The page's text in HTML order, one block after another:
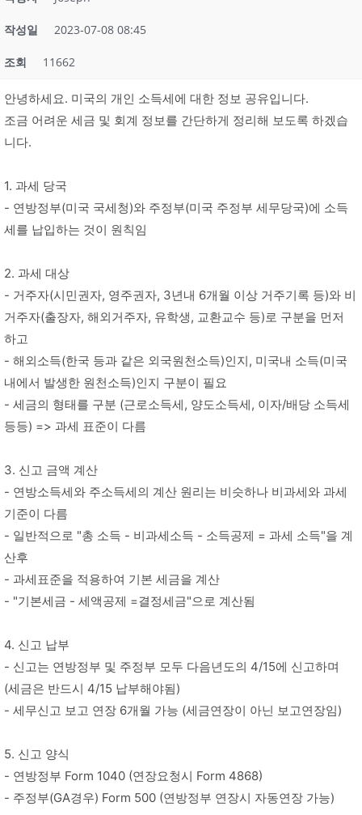
작성일 2023-07-08 08:45
조회 11662
안녕하세요. 미국의 개인 소득세에 대한 정보 공유입니다.
조금 어려운 세금 및 회계 정보를 간단하게 정리해 보도록 하겠습
니다.
1. 과세 당국
- 연방정부(미국 국세청)와 주정부(미국 주정부 세무당국)에 소득
세를 납입하는 것이 원칙임
2. 과세 대상
- 거주자(시민권자, 영주권자, 3년내 6개월 이상 거주기록 등)와 비
거주자(출장자, 해외거주자, 유학생, 교환교수 등)로 구분을 먼저
하고
- 해외소득(한국 등과 같은 외국원천소득)인지, 미국내 소득(미국
내에서 발생한 원천소득)인지 구분이 필요
- 세금의 형태를 구분 (근로소득세, 양도소득세, 이자/배당 소득세
등등) => 과세 표준이 다름
3. 신고 금액 계산
- 연방소득세와 주소득세의 계산 원리는 비슷하나 비과세와 과세
기준이 다름
- 일반적으로 "총 소득 - 비과세소득 - 소득공제 = 과세 소득"을 계
산후
- 과세표준을 적용하여 기본 세금을 계산
- "기본세금 - 세액공제 =결정세금"으로 계산됨
4. 신고 납부
- 신고는 연방정부 및 주정부 모두 다음년도의 4/15에 신고하며
(세금은 반드시 4/15 납부해야됨)
- 세무신고 보고 연장 6개월 가능 (세금연장이 아닌 보고연장임)
5. 신고 양식
- 연방정부 Form 1040 (연장요청시 Form 4868)
- 주정부(GA경우) Form 500 (연방정부 연장시 자동연장 가능)